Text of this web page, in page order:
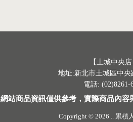
【土城中央店
地址:新北市土城區中央
電話: (02)8261-
網站商品資訊僅供參考，實際商品內容
Copyright © 2026 .. 累積